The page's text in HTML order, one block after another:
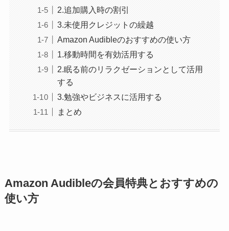
2.追加購入時の割引
3.未使用クレジットの繰越
Amazon Audibleのおすすめの使い方
1.移動時間を有効活用する
2.眠る前のリラクゼーションとして活用
する
3.勉強やビジネスに活用する
まとめ
Amazon Audibleの会員特典とおすすめの
使い方